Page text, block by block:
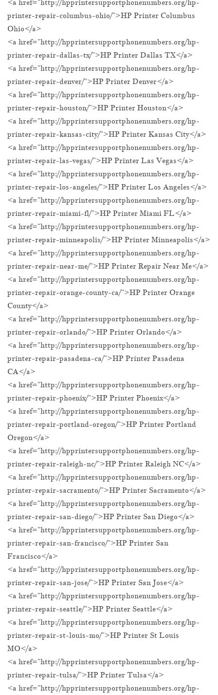
<a href="http://hpprintersupportphonenumbers.org/hp-
printer-repair-columbus-ohio/">HP Printer Columbus
Ohio</a>
<a href="http://hpprintersupportphonenumbers.org/hp-
printer-repair-dallas-tx/">HP Printer Dallas TX</a>
<a href="http://hpprintersupportphonenumbers.org/hp-
printer-repair-denver/">HP Printer Denver</a>
<a href="http://hpprintersupportphonenumbers.org/hp-
printer-repair-houston/">HP Printer Houston</a>
<a href="http://hpprintersupportphonenumbers.org/hp-
printer-repair-kansas-city/">HP Printer Kansas City</a>
<a href="http://hpprintersupportphonenumbers.org/hp-
printer-repair-las-vegas/">HP Printer Las Vegas</a>
<a href="http://hpprintersupportphonenumbers.org/hp-
printer-repair-los-angeles/">HP Printer Los Angeles</a>
<a href="http://hpprintersupportphonenumbers.org/hp-
printer-repair-miami-fl/">HP Printer Miami FL</a>
<a href="http://hpprintersupportphonenumbers.org/hp-
printer-repair-minneapolis/">HP Printer Minneapolis</a>
<a href="http://hpprintersupportphonenumbers.org/hp-
printer-repair-near-me/">HP Printer Repair Near Me</a>
<a href="http://hpprintersupportphonenumbers.org/hp-
printer-repair-orange-county-ca/">HP Printer Orange
County</a>
<a href="http://hpprintersupportphonenumbers.org/hp-
printer-repair-orlando/">HP Printer Orlando</a>
<a href="http://hpprintersupportphonenumbers.org/hp-
printer-repair-pasadena-ca/">HP Printer Pasadena
CA</a>
<a href="http://hpprintersupportphonenumbers.org/hp-
printer-repair-phoenix/">HP Printer Phoenix</a>
<a href="http://hpprintersupportphonenumbers.org/hp-
printer-repair-portland-oregon/">HP Printer Portland
Oregon</a>
<a href="http://hpprintersupportphonenumbers.org/hp-
printer-repair-raleigh-nc/">HP Printer Raleigh NC</a>
<a href="http://hpprintersupportphonenumbers.org/hp-
printer-repair-sacramento/">HP Printer Sacramento</a>
<a href="http://hpprintersupportphonenumbers.org/hp-
printer-repair-san-diego/">HP Printer San Diego</a>
<a href="http://hpprintersupportphonenumbers.org/hp-
printer-repair-san-francisco/">HP Printer San
Francisco</a>
<a href="http://hpprintersupportphonenumbers.org/hp-
printer-repair-san-jose/">HP Printer San Jose</a>
<a href="http://hpprintersupportphonenumbers.org/hp-
printer-repair-seattle/">HP Printer Seattle</a>
<a href="http://hpprintersupportphonenumbers.org/hp-
printer-repair-st-louis-mo/">HP Printer St Louis
MO</a>
<a href="http://hpprintersupportphonenumbers.org/hp-
printer-repair-tulsa/">HP Printer Tulsa</a>
<a href="http://hpprintersupportphonenumbers.org/hp-